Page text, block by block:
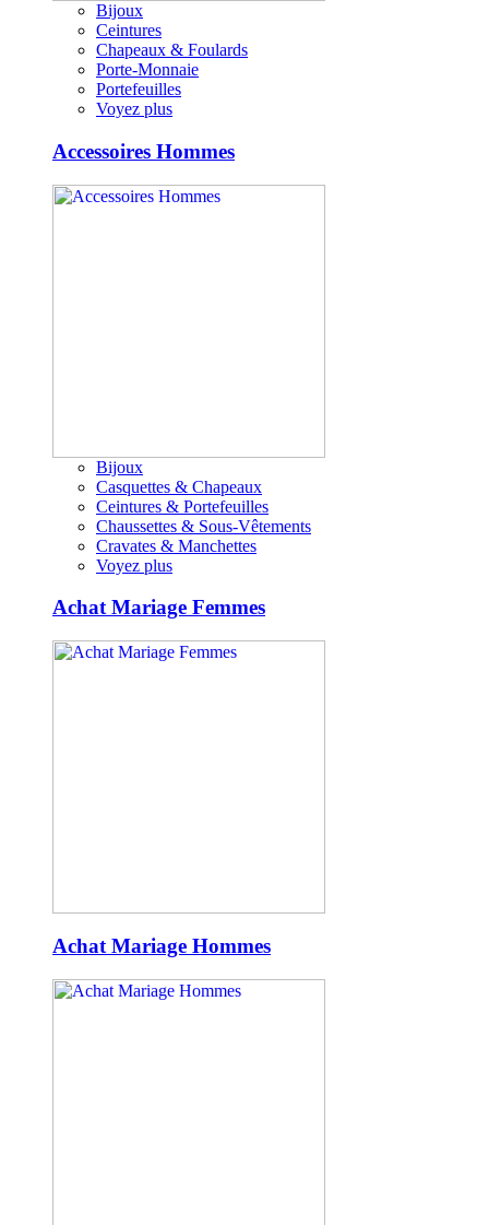
Bijoux
Ceintures
Chapeaux & Foulards
Porte-Monnaie
Portefeuilles
Voyez plus
Accessoires Hommes
Bijoux
Casquettes & Chapeaux
Ceintures & Portefeuilles
Chaussettes & Sous-Vêtements
Cravates & Manchettes
Voyez plus
Achat Mariage Femmes
Achat Mariage Hommes